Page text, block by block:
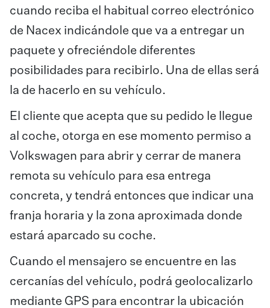
cuando reciba el habitual correo electrónico
de Nacex indicándole que va a entregar un
paquete y ofreciéndole diferentes
posibilidades para recibirlo. Una de ellas será
la de hacerlo en su vehículo.
El cliente que acepta que su pedido le llegue
al coche, otorga en ese momento permiso a
Volkswagen para abrir y cerrar de manera
remota su vehículo para esa entrega
concreta, y tendrá entonces que indicar una
franja horaria y la zona aproximada donde
estará aparcado su coche.
Cuando el mensajero se encuentre en las
cercanías del vehículo, podrá geolocalizarlo
mediante GPS para encontrar la ubicación